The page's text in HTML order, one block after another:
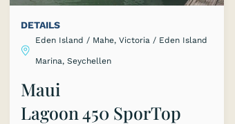
DETAILS
Eden Island / Mahe, Victoria / Eden Island
Marina, Seychellen
Maui
Lagoon 450 SporTop